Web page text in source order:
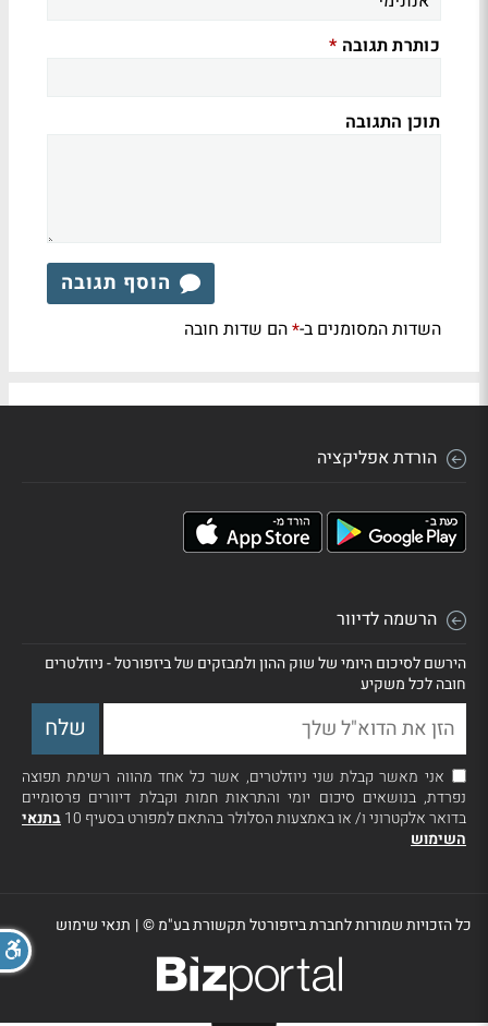
כותרת תגובה *
תוכן התגובה
הוסף תגובה
השדות המסומנים ב-*הם שדות חובה
הורדת אפליקציה
הרשמה לדיוור
הירשם לסיכום היומי של שוק ההון ולמבזקים של ביזפורטל - ניוזלטרים
חובה לכל משקיע
אני מאשר קבלת שני ניוזלטרים, אשר כל אחד מהווה רשימת תפוצה
נפרדת, בנושאים סיכום יומי והתראות חמות וקבלת דיוורים פרסומיים
בדואר אלקטרוני ו/ או באמצעות הסלולר בהתאם למפורט בסעיף 10
בתנאי
השימוש
כל הזכויות שמורות לחברת ביזפורטל תקשורת בע"מ ©| תנאי שימוש